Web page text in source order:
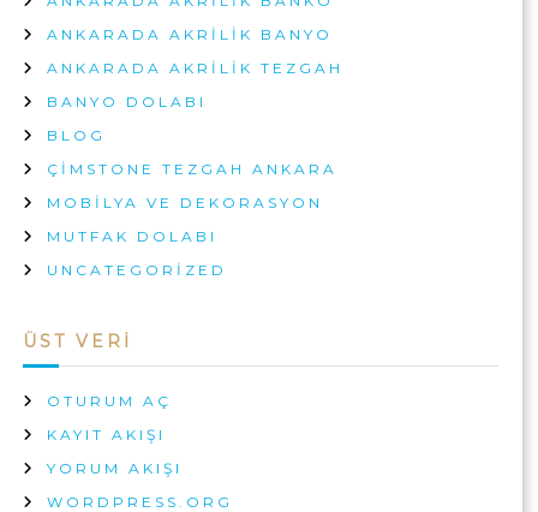
ANKARADA AKRILIK BANYO
ANKARADA AKRILIK TEZGAH
BANYO DOLABI
BLOG
ÇIMSTONE TEZGAH ANKARA
MOBILYA VE DEKORASYON
MUTFAK DOLABI
UNCATEGORIZED
ÜST VERI
OTURUM AÇ
KAYIT AKIŞI
YORUM AKIŞI
WORDPRESS.ORG